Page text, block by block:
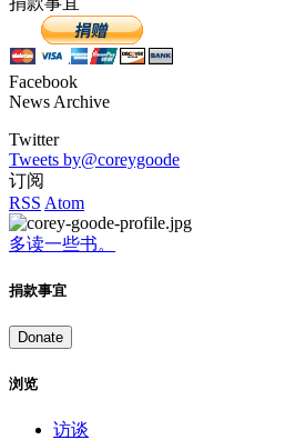
Facebook
News Archive
Twitter
Tweets by@coreygoode
订阅
RSS Atom
多读一些书。
捐款事宜
Donate
浏览
访谈